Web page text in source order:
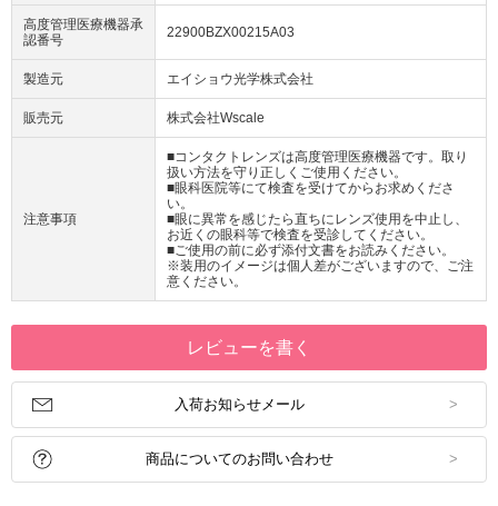
高度管理医療機器承
認番号
22900BZX00215A03
製造元 エイショウ光学株式会社
販売元 株式会社Wscale
注意事項
■コンタクトレンズは高度管理医療機器です。取り
扱い方法を守り正しくご使用ください。
■眼科医院等にて検査を受けてからお求めくださ
い。
■眼に異常を感じたら直ちにレンズ使用を中止し、
お近くの眼科等で検査を受診してください。
■ご使用の前に必ず添付文書をお読みください。
※装用のイメージは個人差がございますので、ご注
意ください。
レビューを書く
入荷お知らせメール
商品についてのお問い合わせ